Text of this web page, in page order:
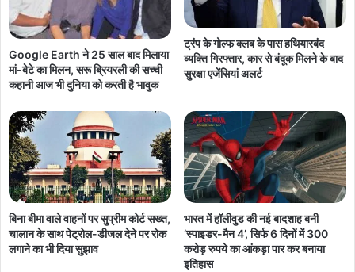
Google Earth ने 25 साल बाद मिलाया
मां-बेटे का मिलन, सरू ब्रियरली की सच्ची
कहानी आज भी दुनिया को करती है भावुक
ट्रंप के गोल्फ क्लब के पास हथियारबंद
व्यक्ति गिरफ्तार, कार से बंदूक मिलने के बाद
सुरक्षा एजेंसियां अलर्ट
बिना बीमा वाले वाहनों पर सुप्रीम कोर्ट सख्त,
चालान के साथ पेट्रोल-डीजल देने पर रोक
लगाने का भी दिया सुझाव
भारत में हॉलीवुड की नई बादशाह बनी
‘स्पाइडर-मैन 4’, सिर्फ 6 दिनों में 300
करोड़ रुपये का आंकड़ा पार कर बनाया
इतिहास